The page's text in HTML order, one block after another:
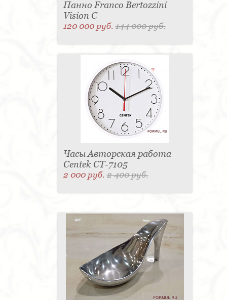
Панно Franco Bertozzini
Vision С
120 000 руб.144 000 руб.
Часы Авторская работа
Centek CT-7105
2 000 руб.2 400 руб.